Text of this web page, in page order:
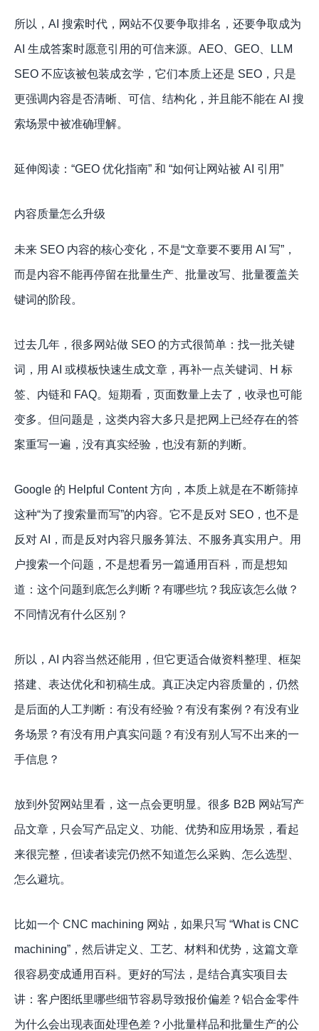
所以，AI 搜索时代，网站不仅要争取排名，还要争取成为
AI 生成答案时愿意引用的可信来源。AEO、GEO、LLM
SEO 不应该被包装成玄学，它们本质上还是 SEO，只是
更强调内容是否清晰、可信、结构化，并且能不能在 AI 搜
索场景中被准确理解。
延伸阅读：“GEO 优化指南” 和 “如何让网站被 AI 引用”
内容质量怎么升级
未来 SEO 内容的核心变化，不是“文章要不要用 AI 写”，
而是内容不能再停留在批量生产、批量改写、批量覆盖关
键词的阶段。
过去几年，很多网站做 SEO 的方式很简单：找一批关键
词，用 AI 或模板快速生成文章，再补一点关键词、H 标
签、内链和 FAQ。短期看，页面数量上去了，收录也可能
变多。但问题是，这类内容大多只是把网上已经存在的答
案重写一遍，没有真实经验，也没有新的判断。
Google 的 Helpful Content 方向，本质上就是在不断筛掉
这种“为了搜索量而写”的内容。它不是反对 SEO，也不是
反对 AI，而是反对内容只服务算法、不服务真实用户。用
户搜索一个问题，不是想看另一篇通用百科，而是想知
道：这个问题到底怎么判断？有哪些坑？我应该怎么做？
不同情况有什么区别？
所以，AI 内容当然还能用，但它更适合做资料整理、框架
搭建、表达优化和初稿生成。真正决定内容质量的，仍然
是后面的人工判断：有没有经验？有没有案例？有没有业
务场景？有没有用户真实问题？有没有别人写不出来的一
手信息？
放到外贸网站里看，这一点会更明显。很多 B2B 网站写产
品文章，只会写产品定义、功能、优势和应用场景，看起
来很完整，但读者读完仍然不知道怎么采购、怎么选型、
怎么避坑。
比如一个 CNC machining 网站，如果只写 “What is CNC
machining”，然后讲定义、工艺、材料和优势，这篇文章
很容易变成通用百科。更好的写法，是结合真实项目去
讲：客户图纸里哪些细节容易导致报价偏差？铝合金零件
为什么会出现表面处理色差？小批量样品和批量生产的公